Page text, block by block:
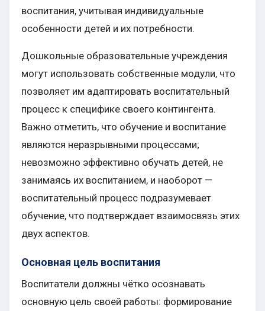
воспитания, учитывая индивидуальные
особенности детей и их потребности.
Дошкольные образовательные учреждения
могут использовать собственные модули, что
позволяет им адаптировать воспитательный
процесс к специфике своего контингента.
Важно отметить, что обучение и воспитание
являются неразрывными процессами;
невозможно эффективно обучать детей, не
занимаясь их воспитанием, и наоборот —
воспитательный процесс подразумевает
обучение, что подтверждает взаимосвязь этих
двух аспектов.
Основная цель воспитания
Воспитатели должны чётко осознавать
основную цель своей работы: формирование